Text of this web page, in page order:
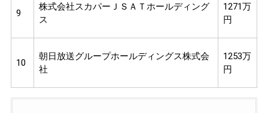
9
株式会社スカパーＪＳＡＴホールディング
ス
1271万
円
10
朝日放送グループホールディングス株式会
社
1253万
円